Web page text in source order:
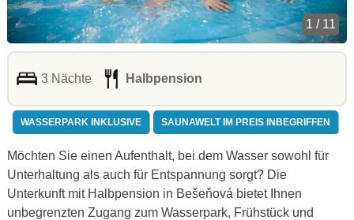
1 / 11
3 Nächte Halbpension
WASSERPARK INKLUSIVE SAUNAWELT IM PREIS INBEGRIFFEN
Möchten Sie einen Aufenthalt, bei dem Wasser sowohl für
Unterhaltung als auch für Entspannung sorgt? Die
Unterkunft mit Halbpension in Bešeňová bietet Ihnen
unbegrenzten Zugang zum Wasserpark, Frühstück und